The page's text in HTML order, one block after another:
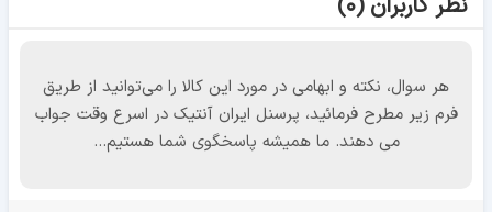
نظر کاربران (۰)
هر سوال، نکته و ابهامی در مورد این کالا را می‌توانید از طریق
فرم زیر مطرح فرمائید، پرسنل ایران آنتیک در اسرع وقت جواب
می دهند. ما همیشه پاسخگوی شما هستیم...